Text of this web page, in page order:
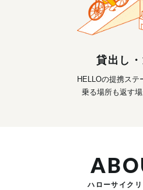
貸出し
HELLOの提携ステ
乗る場所も返す場
ハローサイク